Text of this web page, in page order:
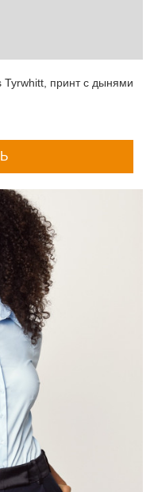
Tyrwhitt, принт с дынями